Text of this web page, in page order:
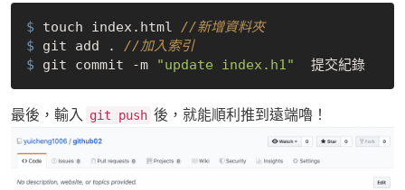
$ touch index.html //新增資料夾
$ git add . //加入索引
$ git commit -m "update index.h1"
  提交紀錄
最後，輸入 git push 後，就能順利推到遠端嚕！